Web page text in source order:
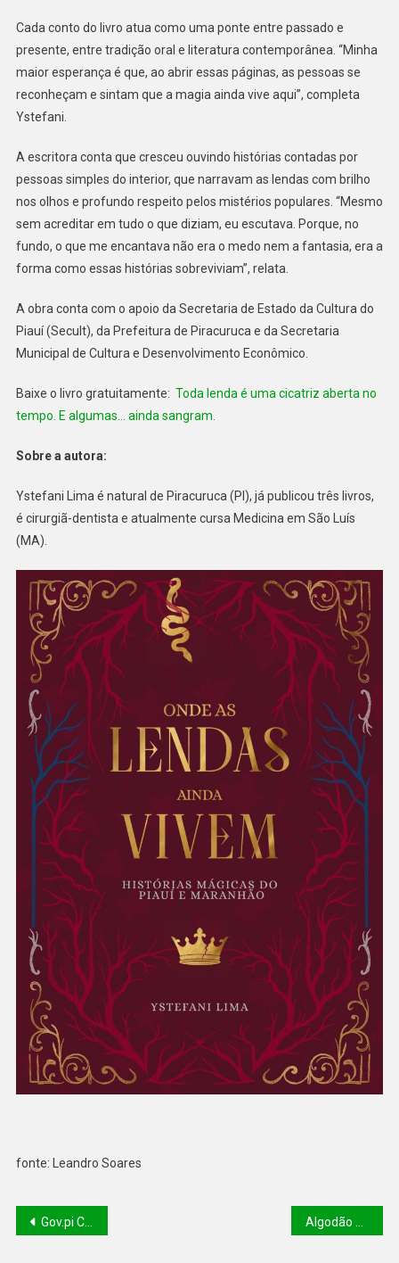
Cada conto do livro atua como uma ponte entre passado e
presente, entre tradição oral e literatura contemporânea. “Minha
maior esperança é que, ao abrir essas páginas, as pessoas se
reconheçam e sintam que a magia ainda vive aqui”, completa
Ystefani.
A escritora conta que cresceu ouvindo histórias contadas por
pessoas simples do interior, que narravam as lendas com brilho
nos olhos e profundo respeito pelos mistérios populares. “Mesmo
sem acreditar em tudo o que diziam, eu escutava. Porque, no
fundo, o que me encantava não era o medo nem a fantasia, era a
forma como essas histórias sobreviviam”, relata.
A obra conta com o apoio da Secretaria de Estado da Cultura do
Piauí (Secult), da Prefeitura de Piracuruca e da Secretaria
Municipal de Cultura e Desenvolvimento Econômico.
Baixe o livro gratuitamente: Toda lenda é uma cicatriz aberta no
tempo. E algumas… ainda sangram.
Sobre a autora:
Ystefani Lima é natural de Piracuruca (PI), já publicou três livros,
é cirurgiã-dentista e atualmente cursa Medicina em São Luís
(MA).
fonte: Leandro Soares
Gov.pi Cidadão facilita a entrega gratuita de medicamentos da Farmácia do Povo